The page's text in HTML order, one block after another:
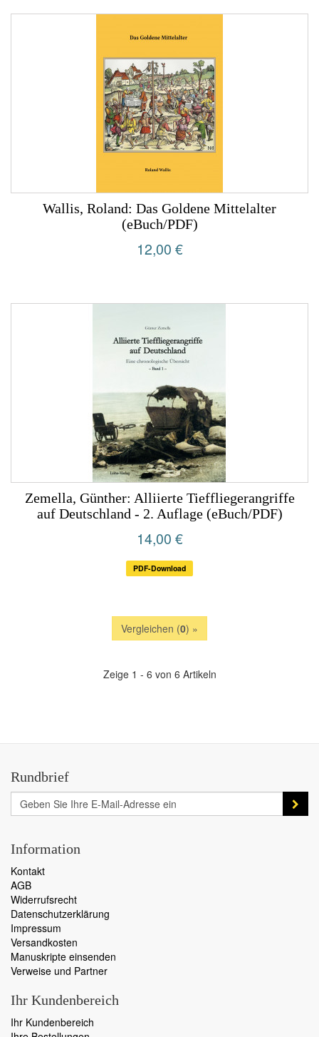
Wallis, Roland: Das Goldene Mittelalter
(eBuch/PDF)
12,00 €
Zemella, Günther: Alliierte Tieffliegerangriffe
auf Deutschland - 2. Auflage (eBuch/PDF)
14,00 €
PDF-Download
Vergleichen (0) »
Zeige 1 - 6 von 6 Artikeln
Rundbrief
Information
Kontakt
AGB
Widerrufsrecht
Datenschutzerklärung
Impressum
Versandkosten
Manuskripte einsenden
Verweise und Partner
Ihr Kundenbereich
Ihr Kundenbereich